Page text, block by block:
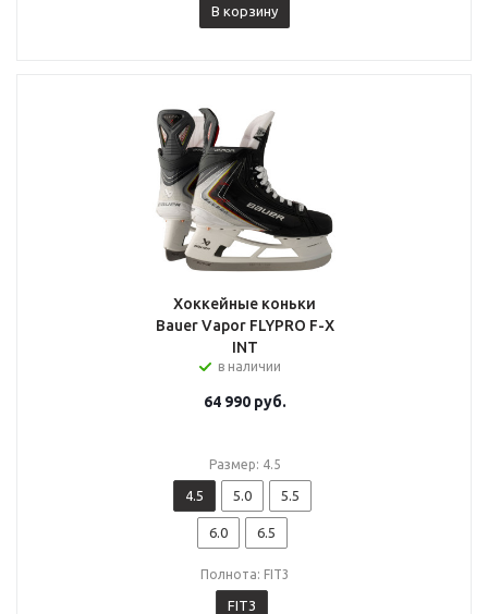
В корзину
Хоккейные коньки
Bauer Vapor FLYPRO F-X
INT
в наличии
64 990руб.
Размер: 4.5
4.5 5.0 5.5
6.0 6.5
Полнота: FIT3
FIT3